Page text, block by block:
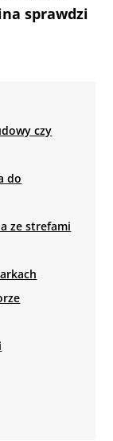
sprawdzi
czy
do
ze strefami